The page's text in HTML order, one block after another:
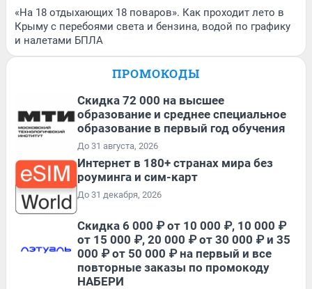
«На 18 отдыхающих 18 поваров». Как проходит лето в
Крыму с перебоями света и бензина, водой по графику
и налетами БПЛА
ПРОМОКОДЫ
Скидка 72 000 на высшее
образование и среднее специальное
образование в первый год обучения
До 31 августа, 2026
Интернет в 180+ странах мира без
роуминга и сим-карт
До 31 декабря, 2026
Скидка 6 000 ₽ от 10 000 ₽, 10 000 ₽
от 15 000 ₽, 20 000 ₽ от 30 000 ₽ и 35
000 ₽ от 50 000 ₽ на первый и все
повторные заказы по промокоду
НАБЕРИ